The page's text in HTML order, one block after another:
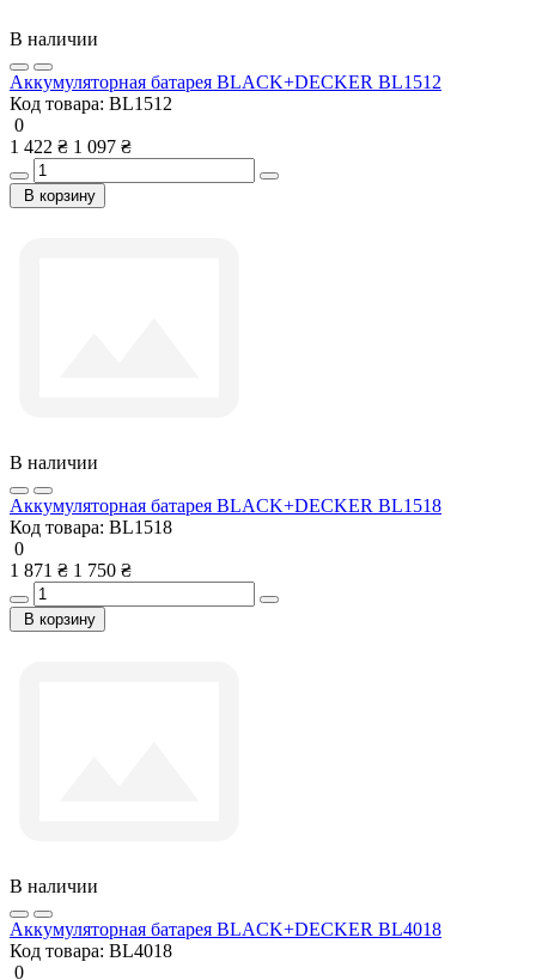
В наличии
Аккумуляторная батарея BLACK+DECKER BL1512
Код товара: BL1512
0
1 422 ₴ 1 097 ₴
В корзину
В наличии
Аккумуляторная батарея BLACK+DECKER BL1518
Код товара: BL1518
0
1 871 ₴ 1 750 ₴
В корзину
В наличии
Аккумуляторная батарея BLACK+DECKER BL4018
Код товара: BL4018
0